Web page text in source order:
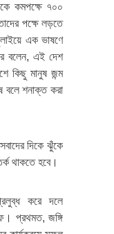
কমপক্ষে ৭০০
পক্ষে লড়তে
এক ভাষণে
বলেন, এই দেশ
কিছু মানুষ জন্ম
বলে শনাক্ত করা
দিকে ঝুঁকে
থাকতে হবে।
করে দলে
প্রথমত, জঙ্গি